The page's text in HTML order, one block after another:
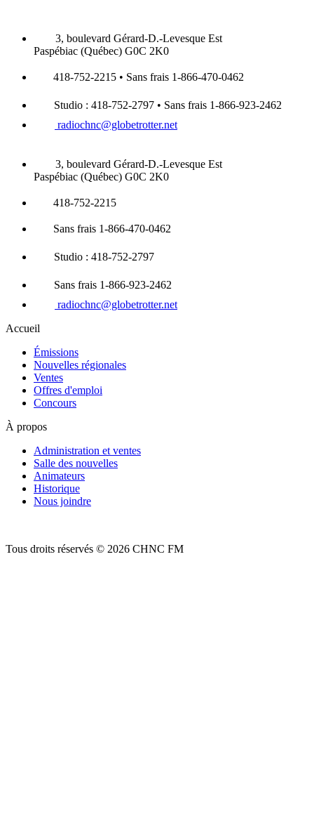
3, boulevard Gérard-D.-Levesque Est
Paspébiac (Québec) G0C 2K0
418-752-2215 • Sans frais 1-866-470-0462
Studio : 418-752-2797 • Sans frais 1-866-923-2462
radiochnc@globetrotter.net
3, boulevard Gérard-D.-Levesque Est
Paspébiac (Québec) G0C 2K0
418-752-2215
Sans frais 1-866-470-0462
Studio : 418-752-2797
Sans frais 1-866-923-2462
radiochnc@globetrotter.net
Accueil
Émissions
Nouvelles régionales
Ventes
Offres d'emploi
Concours
À propos
Administration et ventes
Salle des nouvelles
Animateurs
Historique
Nous joindre
Tous droits réservés © 2026 CHNC FM